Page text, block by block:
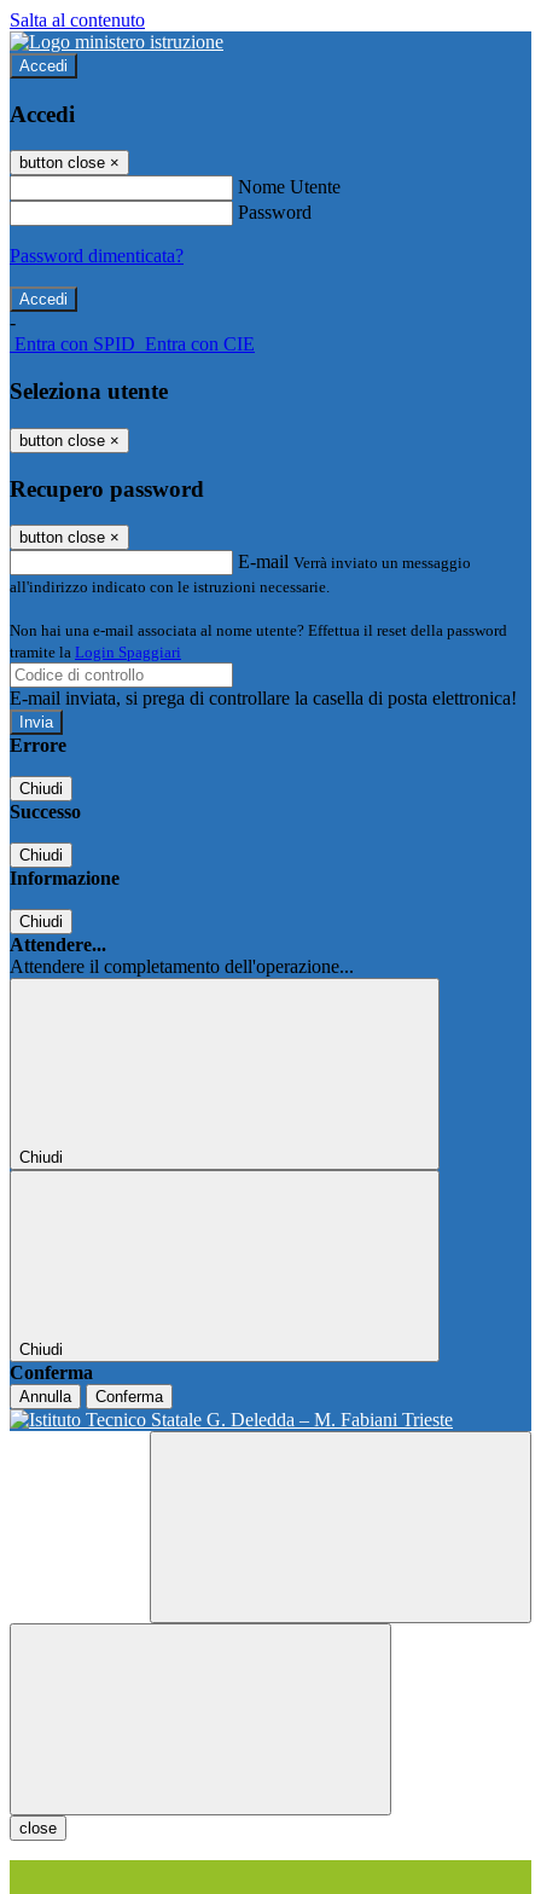
Salta al contenuto
Accedi
Accedi
button close ×
Nome Utente
Password
Password dimenticata?
-
Entra con SPID Entra con CIE
Seleziona utente
button close ×
Recupero password
button close ×
E-mail Verrà inviato un messaggio
all'indirizzo indicato con le istruzioni necessarie.
Non hai una e-mail associata al nome utente? Effettua il reset della password
tramite la Login Spaggiari
E-mail inviata, si prega di controllare la casella di posta elettronica!
Errore
Chiudi
Successo
Chiudi
Informazione
Chiudi
Attendere...
Attendere il completamento dell'operazione...
Chiudi
Chiudi
Conferma
Annulla Conferma
close